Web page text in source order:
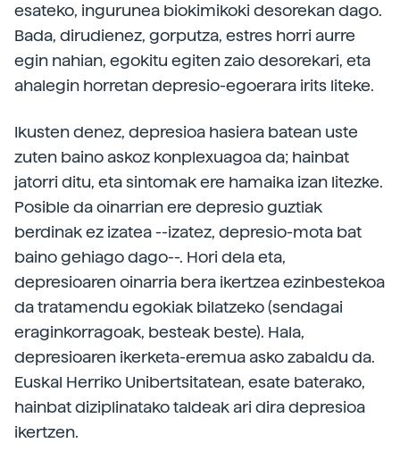
esateko, ingurunea biokimikoki desorekan dago.
Bada, dirudienez, gorputza, estres horri aurre
egin nahian, egokitu egiten zaio desorekari, eta
ahalegin horretan depresio-egoerara irits liteke.
Ikusten denez, depresioa hasiera batean uste
zuten baino askoz konplexuagoa da; hainbat
jatorri ditu, eta sintomak ere hamaika izan litezke.
Posible da oinarrian ere depresio guztiak
berdinak ez izatea --izatez, depresio-mota bat
baino gehiago dago--. Hori dela eta,
depresioaren oinarria bera ikertzea ezinbestekoa
da tratamendu egokiak bilatzeko (sendagai
eraginkorragoak, besteak beste). Hala,
depresioaren ikerketa-eremua asko zabaldu da.
Euskal Herriko Unibertsitatean, esate baterako,
hainbat diziplinatako taldeak ari dira depresioa
ikertzen.